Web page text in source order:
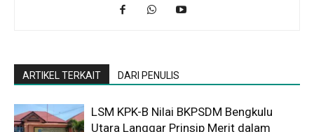
ARTIKEL TERKAIT DARI PENULIS
LSM KPK-B Nilai BKPSDM Bengkulu
Utara Langgar Prinsip Merit dalam